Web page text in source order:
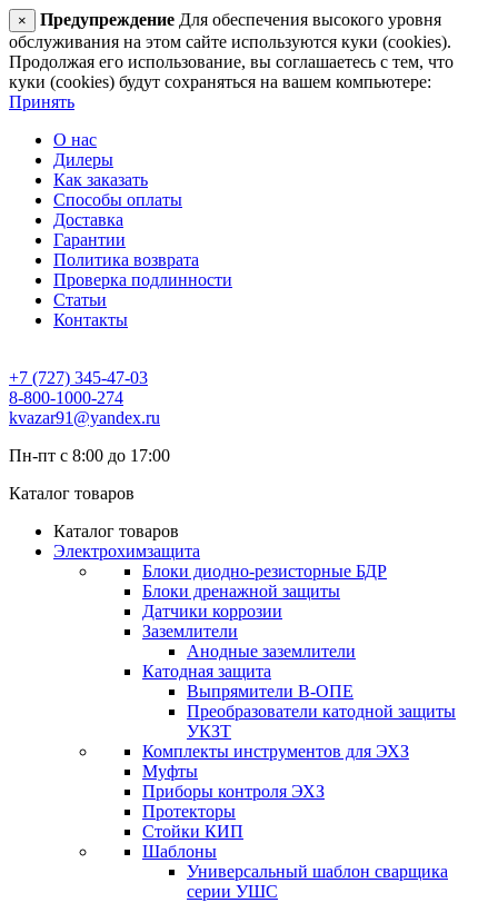
× Предупреждение Для обеспечения высокого уровня
обслуживания на этом сайте используются куки (cookies).
Продолжая его использование, вы соглашаетесь с тем, что
куки (cookies) будут сохраняться на вашем компьютере:
Принять
О нас
Дилеры
Как заказать
Способы оплаты
Доставка
Гарантии
Политика возврата
Проверка подлинности
Статьи
Контакты
+7 (727) 345-47-03
8-800-1000-274
kvazar91@yandex.ru
Пн-пт с 8:00 до 17:00
Каталог товаров
Каталог товаров
Электрохимзащита
Блоки диодно-резисторные БДР
Блоки дренажной защиты
Датчики коррозии
Заземлители
Анодные заземлители
Катодная защита
Выпрямители В-ОПЕ
Преобразователи катодной защиты
УКЗТ
Комплекты инструментов для ЭХЗ
Муфты
Приборы контроля ЭХЗ
Протекторы
Стойки КИП
Шаблоны
Универсальный шаблон сварщика
серии УШС